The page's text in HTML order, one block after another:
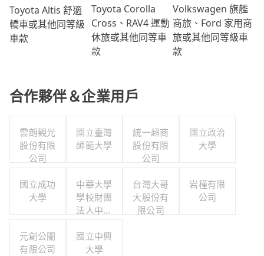
Toyota Altis 舒適
轎車或其他同等級
車款
Toyota Corolla
Cross、RAV4 運動
休旅或其他同等車
款
Volkswagen 旗艦
商旅、Ford 家用商
旅或其他同等級車
款
合作夥伴＆企業用戶
雲朗觀光
股份有限
公司
國立臺灣
師範大學
統一超商
股份有限
公司
國立政治
大學
國立成功
大學
中華大學
學校財團
法人中華
台灣大哥
大股份有
限公司
岩槿有限
公司
元創公關
有限公司
國立中興
大學